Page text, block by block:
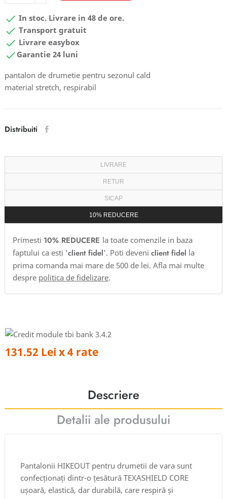
 In stoc. Livrare in 48 de ore.
 Transport gratuit
 Livrare easybox
 Garantie 24 luni
pantalon de drumetie pentru sezonul cald
material stretch, respirabil
Distribuiti
LIVRARE
RETUR
SICAP
10% REDUCERE
Primesti 10% REDUCERE la toate comenzile in baza
faptului ca esti 'client fidel'. Poti deveni client fidel la
prima comanda mai mare de 500 de lei. Afla mai multe
despre politica de fidelizare.
131.52 Lei x 4 rate
Descriere
Detalii ale produsului
Pantalonii HIKEOUT pentru drumetii de vara sunt
confecționați dintr-o țesătură TEXASHIELD CORE
ușoară, elastică, dar durabilă, care respiră și